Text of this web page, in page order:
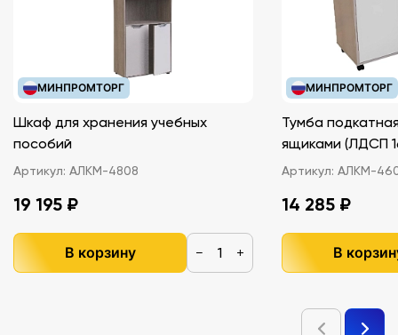
МИНПРОМТОРГ
Шкаф для хранения учебных
пособий
Артикул: АЛКМ-4808
19 195 ₽
В корзину − +
МИНПРОМТОРГ
Тумба
ящиками
Артикул: АЛКМ-
14 285 ₽
В